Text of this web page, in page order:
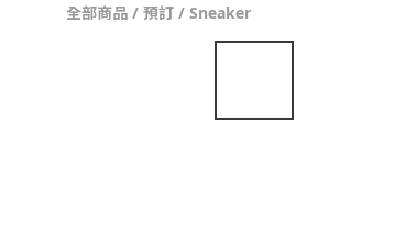
全部商品 / 預訂 / Sneaker